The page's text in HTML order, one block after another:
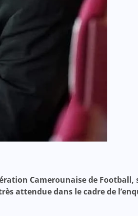
Camerounaise de Football,
attendue dans le cadre de